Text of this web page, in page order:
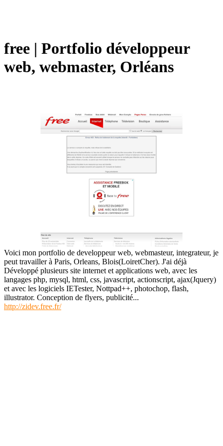
free | Portfolio développeur
web, webmaster, Orléans
Voici mon portfolio de developpeur web, webmasteur, integrateur, je
peut travailler à Paris, Orleans, Blois(LoiretCher). J'ai déjà
Développé plusieurs site internet et applications web, avec les
langages php, mysql, html, css, javascript, actionscript, ajax(Jquery)
et avec les logiciels IETester, Nottpad++, photochop, flash,
illustrator. Conception de flyers, publicité...
http://zidev.free.fr/